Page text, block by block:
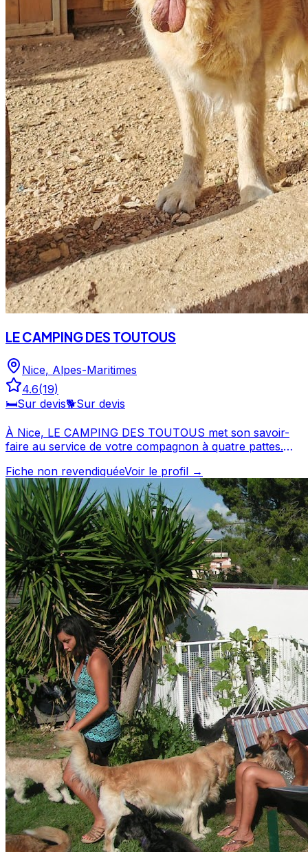
LE CAMPING DES TOUTOUS
Nice, Alpes-Maritimes
4.6(19)
🛏️Sur devis🐕Sur devis
À Nice, LE CAMPING DES TOUTOUS met son savoir-
faire au service de votre compagnon à quatre pattes.
offre un service apprécié par les propriétaires de chiens.
N'hésitez pas à consulter sa fiche pour en savoir plus et
prendre contact. LE CAMPING DES TOUTOUS est un
professionnel du service canin situé à Nice. Noté 4.6/5
⭐⭐⭐⭐⭐ sur Google Maps avec 19 avis.
Fiche non revendiquéeVoir le profil →